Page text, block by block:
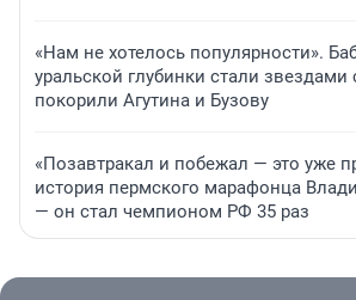
«Нам не хотелось популярности».
уральской глубинки стали
покорили Агутина и Бузову
«Позавтракал и побежал — это уже
история пермского марафонца
— он стал чемпионом РФ 35 раз